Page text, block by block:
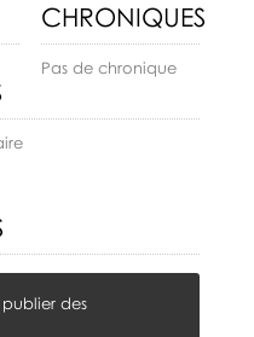
CHRONIQUES
Pas de chronique
publier des